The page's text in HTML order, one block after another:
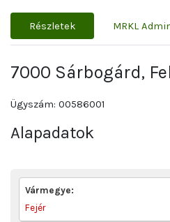
Részletek MRKL
7000 Sárbogárd,
Ügyszám: 00586001
Alapadatok
Vármegye:
Fejér